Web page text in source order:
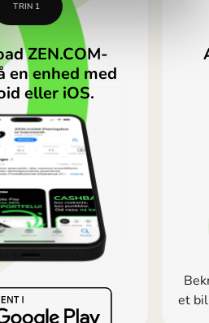
TRIN 1
ZEN.COM-
en enhed med
eller iOS.
et